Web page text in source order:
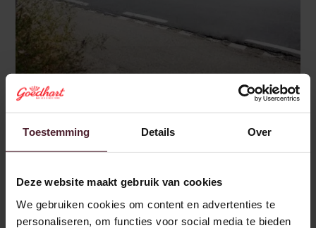
Toestemming Details Over
Deze website maakt gebruik van cookies
We gebruiken cookies om content en advertenties te
personaliseren, om functies voor social media te bieden
Meer
Goedhart Sevenum
patisserie@bakkergoedhart.nl